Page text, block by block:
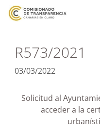
R573/2021
03/03/2022
Solicitud al
acceder a la